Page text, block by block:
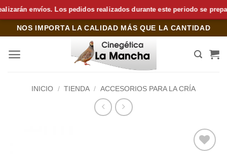
envíos. Los pedidos realizados durante este periodo se
Saltar
contenido
NOS IMPORTA LA CALIDAD MÁS QUE LA CANTIDAD
INICIO / TIENDA / ACCESORIOS PARA LA CRÍA